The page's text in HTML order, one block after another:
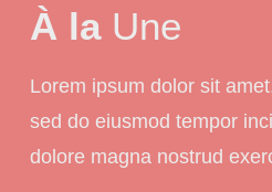
À laUne
Lorem ipsum dolor sit
sed do eiusmod tempor
dolore magna nostrud